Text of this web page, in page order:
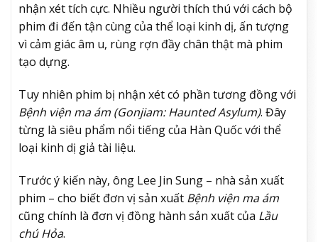
nhận xét tích cực. Nhiều người thích thú với cách bộ
phim đi đến tận cùng của thể loại kinh dị, ấn tượng
vì cảm giác âm u, rùng rợn đầy chân thật mà phim
tạo dựng.
Tuy nhiên phim bị nhận xét có phần tương đồng với
Bệnh viện ma ám (Gonjiam: Haunted Asylum). Đây
từng là siêu phẩm nổi tiếng của Hàn Quốc với thể
loại kinh dị giả tài liệu.
Trước ý kiến này, ông Lee Jin Sung – nhà sản xuất
phim – cho biết đơn vị sản xuất Bệnh viện ma ám
cũng chính là đơn vị đồng hành sản xuất của Lầu
chú Hỏa.